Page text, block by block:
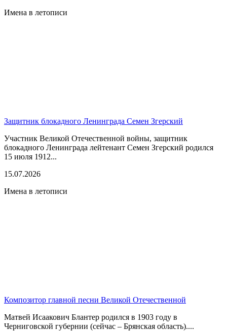
Имена в летописи
Защитник блокадного Ленинграда Семен Згерский
Участник Великой Отечественной войны, защитник
блокадного Ленинграда лейтенант Семен Згерский родился
15 июля 1912...
15.07.2026
Имена в летописи
Композитор главной песни Великой Отечественной
Матвей Исаакович Блантер родился в 1903 году в
Черниговской губернии (сейчас – Брянская область)....